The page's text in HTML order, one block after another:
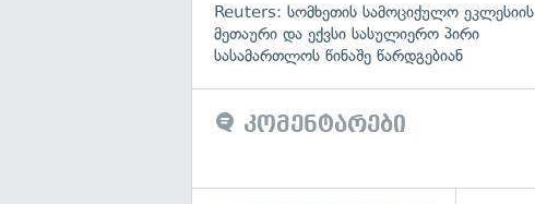
Reuters: სომხეთის სამოციქულო ეკლესიის
მეთაური და ექვსი სასულიერო პირი
სასამართლოს წინაშე წარდგებიან
კომენტარები